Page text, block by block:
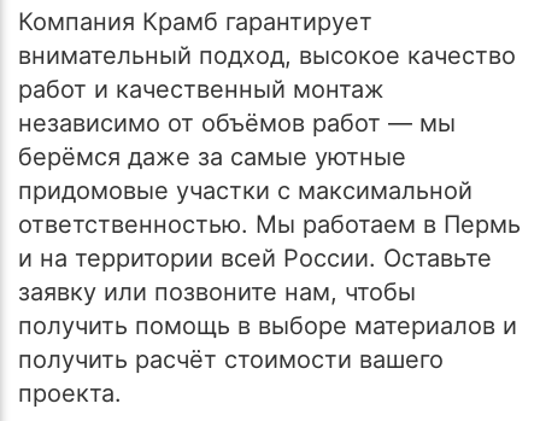
Компания Крамб гарантирует
внимательный подход, высокое качество
работ и качественный монтаж
независимо от объёмов работ — мы
берёмся даже за самые уютные
придомовые участки с максимальной
ответственностью. Мы работаем в Пермь
и на территории всей России. Оставьте
заявку или позвоните нам, чтобы
получить помощь в выборе материалов и
получить расчёт стоимости вашего
проекта.